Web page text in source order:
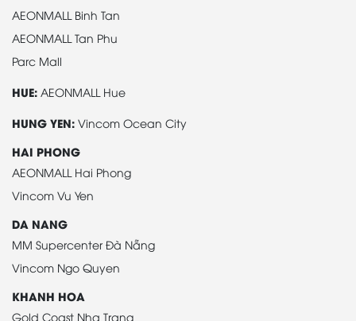
AEONMALL Binh Tan
AEONMALL Tan Phu
Parc Mall
HUE: AEONMALL Hue
HUNG YEN: Vincom Ocean City
HAI PHONG
AEONMALL Hai Phong
Vincom Vu Yen
DA NANG
MM Supercenter Đà Nẵng
Vincom Ngo Quyen
KHANH HOA
Gold Coast Nha Trang